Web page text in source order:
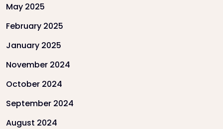
May 2025
February 2025
January 2025
November 2024
October 2024
September 2024
August 2024